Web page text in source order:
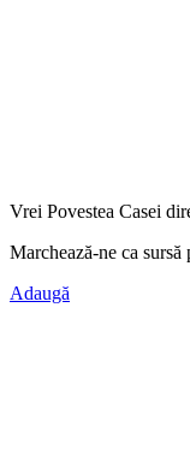
Vrei Povestea Casei
Marchează-ne ca sursă
Adaugă